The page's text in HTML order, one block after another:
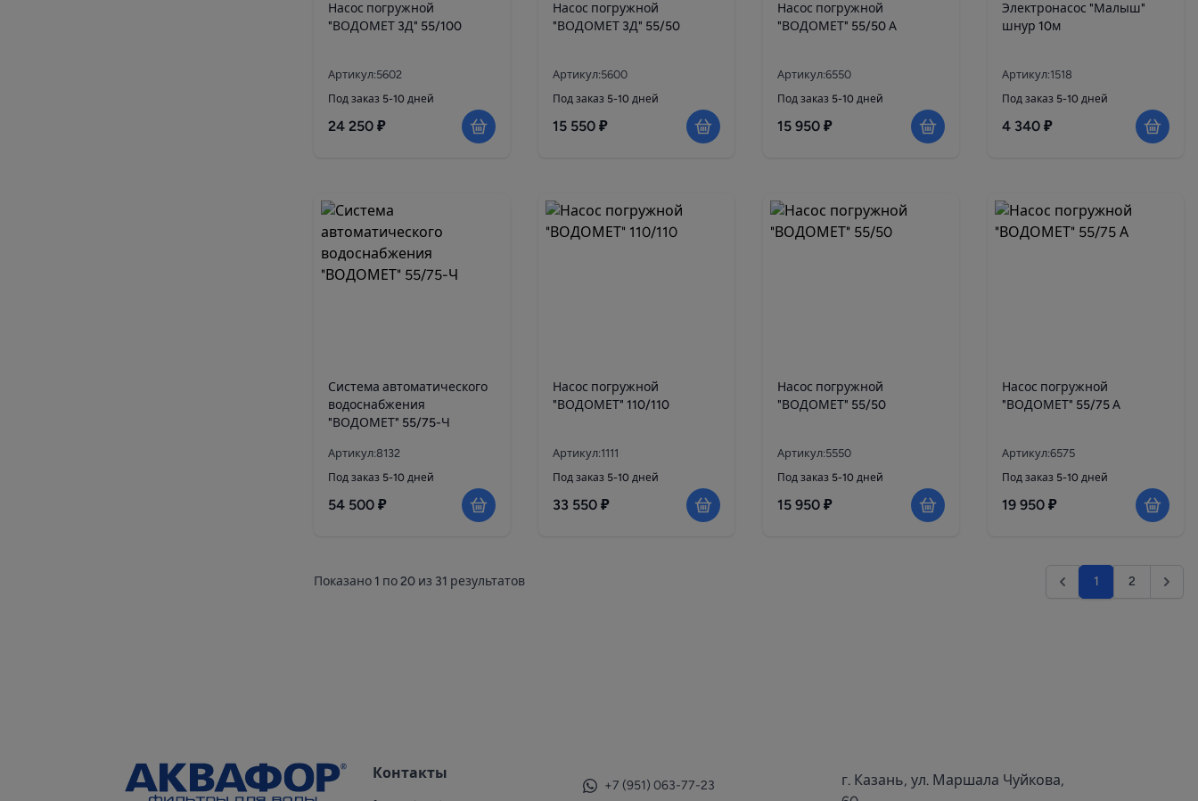
Насос погружной
"ВОДОМЕТ 3Д" 55/100
Артикул:5602
Под заказ 5-10 дней
24 250 ₽
Насос погружной
"ВОДОМЕТ 3Д" 55/50
Артикул:5600
Под заказ 5-10 дней
15 550 ₽
Насос погружной
"ВОДОМЕТ" 55/50 А
Артикул:6550
Под заказ 5-10 дней
15 950 ₽
Электронасос "Малыш"
шнур 10м
Артикул:1518
Под заказ 5-10 дней
4 340 ₽
Система автоматического
водоснабжения
"ВОДОМЕТ" 55/75-Ч
Артикул:8132
Под заказ 5-10 дней
54 500 ₽
Насос погружной
"ВОДОМЕТ" 110/110
Артикул:1111
Под заказ 5-10 дней
33 550 ₽
Насос погружной
"ВОДОМЕТ" 55/50
Артикул:5550
Под заказ 5-10 дней
15 950 ₽
Насос погружной
"ВОДОМЕТ" 55/75 А
Артикул:6575
Под заказ 5-10 дней
19 950 ₽
Показано 1 по20 из 31 результатов 1 2
Контакты
+7 (951) 063-77-23
г. Казань, ул. Маршала Чуйкова,